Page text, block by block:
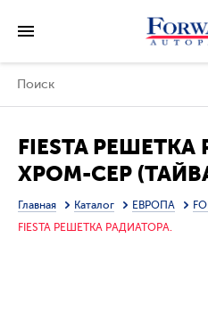
FIESTA
ХРОМ-СЕР
Главная Каталог ЕВРОПА
FIESTA РЕШЕТКА РАДИАТОРА.